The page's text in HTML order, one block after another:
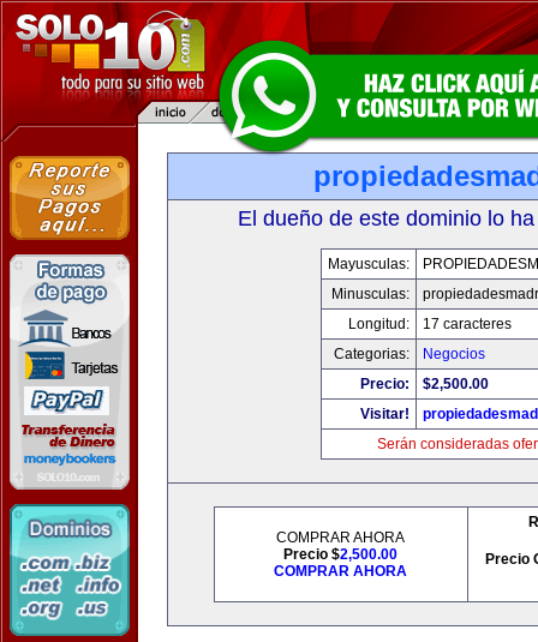
El dueño de este dominio lo
Mayusculas:
Minusculas:
Longitud:
17 caracteres
Categorias:
Negocios
Precio:
$2,500.00
Visitar!
Serán consideradas
COMPRAR AHORA
Precio $2,500.00
COMPRAR AHORA
Precio